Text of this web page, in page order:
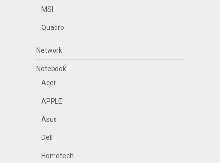
MSI
Quadro
Network
Notebook
Acer
APPLE
Asus
Dell
Hometech